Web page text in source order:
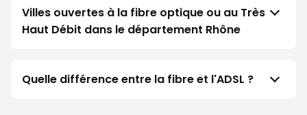
Villes ouvertes à la fibre optique ou au Très
Haut Débit dans le département Rhône
Quelle différence entre la fibre et l'ADSL ?